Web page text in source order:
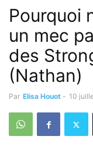
Pourquoi
un mec
des
(Nathan)
Par Elisa Houot - 10